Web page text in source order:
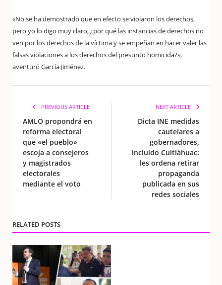
«No se ha demostrado que en efecto se violaron los derechos,
pero yo lo digo muy claro, ¿por qué las instancias de derechos no
ven por los derechos de la víctima y se empeñan en hacer valer las
falsas violaciones a los derechos del presunto homicida?»,
aventuró García Jiménez.
PREVIOUS ARTICLE
AMLO propondrá en
reforma electoral
que «el pueblo»
escoja a consejeros
y magistrados
electorales
mediante el voto
NEXT ARTICLE
Dicta INE medidas
cautelares a
gobernadores,
incluido Cuitláhuac:
les ordena retirar
propaganda
publicada en sus
redes sociales
RELATED POSTS